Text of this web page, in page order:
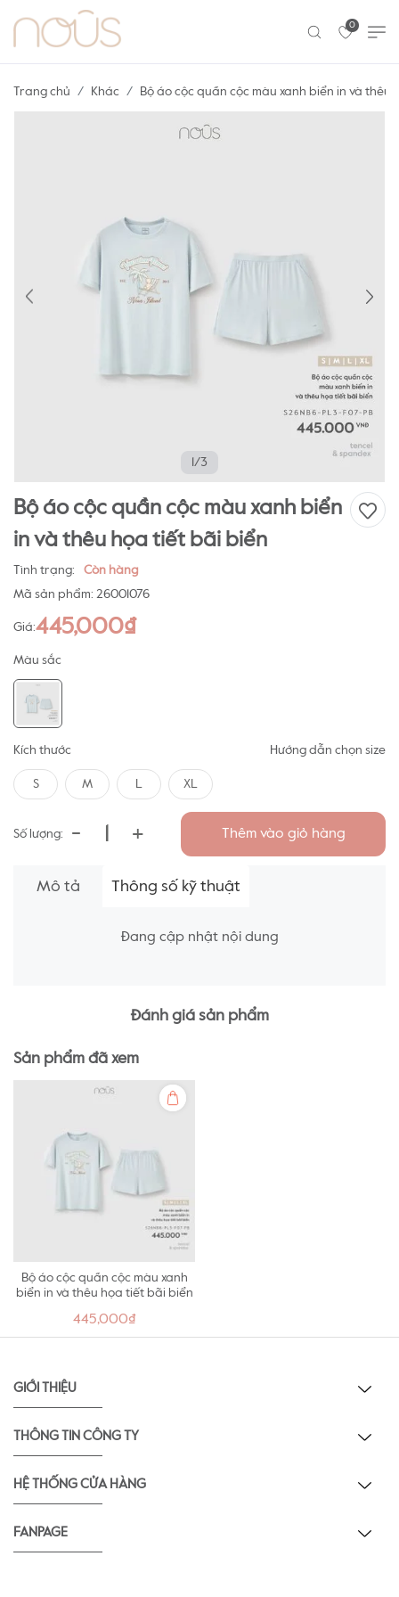
0
Trang chủ Khác Bộ áo cộc quần cộc màu xanh biển in và thêu
1/3
Bộ áo cộc quần cộc màu xanh biển
in và thêu họa tiết bãi biển
Tình trạng:
Còn hàng
Mã sản phẩm: 26001076
Giá:445,000₫
Màu sắc
Kích thước Hướng dẫn chọn size
S M L XL
Số lượng: - + Thêm vào giỏ hàng
Mô tả Thông số kỹ thuật
Đang cập nhật nội dung
Đánh giá sản phẩm
Sản phẩm đã xem
Bộ áo cộc quần cộc màu xanh
biển in và thêu họa tiết bãi biển
445,000₫
GIỚI THIỆU
THÔNG TIN CÔNG TY
HỆ THỐNG CỬA HÀNG
FANPAGE